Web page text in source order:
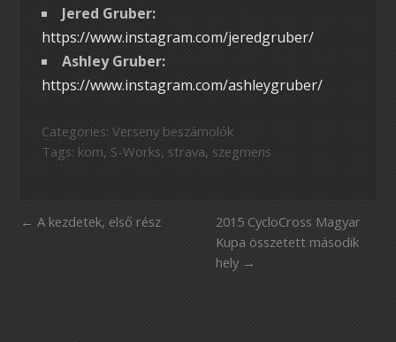
Jered Gruber:
https://www.instagram.com/jeredgruber/
Ashley Gruber:
https://www.instagram.com/ashleygruber/
Categories: Verseny beszámolók
Tags: kom, S-Works, strava, szegmens
A kezdetek, első rész
2015 CycloCross Magyar
Kupa összetett második
hely